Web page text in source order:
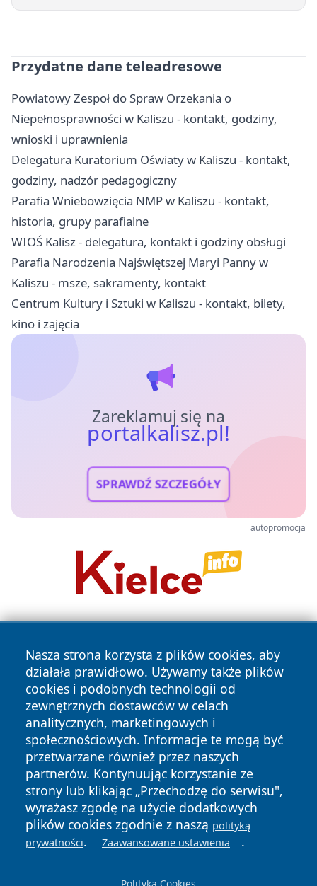
Przydatne dane teleadresowe
Powiatowy Zespoł do Spraw Orzekania o
Niepełnosprawności w Kaliszu - kontakt, godziny,
wnioski i uprawnienia
Delegatura Kuratorium Oświaty w Kaliszu - kontakt,
godziny, nadzór pedagogiczny
Parafia Wniebowzięcia NMP w Kaliszu - kontakt,
historia, grupy parafialne
WIOŚ Kalisz - delegatura, kontakt i godziny obsługi
Parafia Narodzenia Najświętszej Maryi Panny w
Kaliszu - msze, sakramenty, kontakt
Centrum Kultury i Sztuki w Kaliszu - kontakt, bilety,
kino i zajęcia
Zareklamuj się na
portalkalisz.pl!
SPRAWDŹ SZCZEGÓŁY
autopromocja
Nasza strona korzysta z plików cookies, aby
działała prawidłowo. Używamy także plików
cookies i podobnych technologii od
zewnętrznych dostawców w celach
analitycznych, marketingowych i
społecznościowych. Informacje te mogą być
przetwarzane również przez naszych
partnerów. Kontynuując korzystanie ze
strony lub klikając „Przechodzę do serwisu",
wyrażasz zgodę na użycie dodatkowych
plików cookies zgodnie z naszą polityką
prywatności. Zaawansowane ustawienia .
Copyright © 2026 portalkalisz.pl Wszystkie prawa
zastrzeżone.
News Autorzy
Polityka
Prywatności
Polityka
Cookies